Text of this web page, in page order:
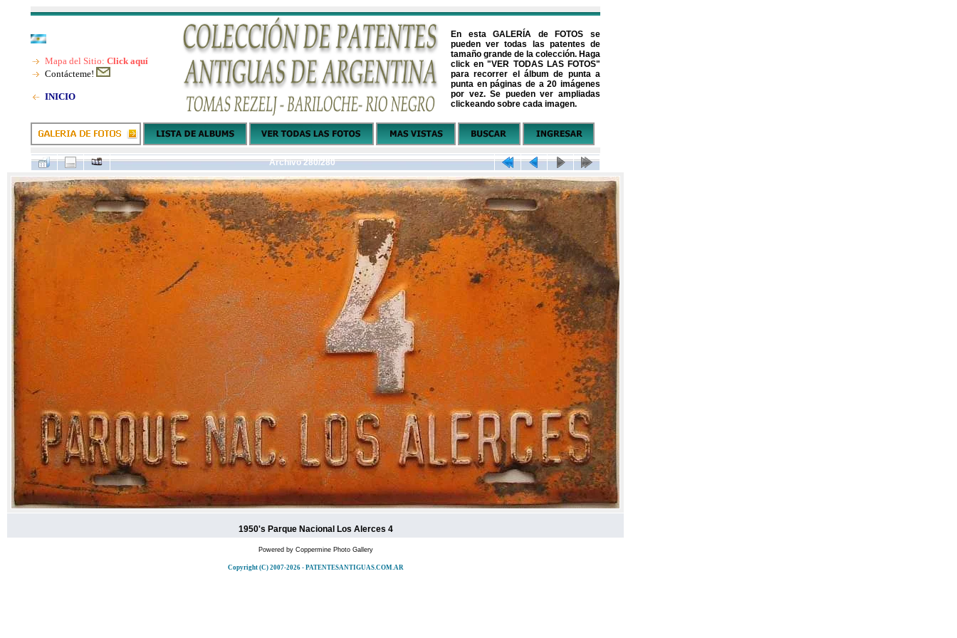
Mapa del Sitio: Click aquí
Contácteme!
INICIO
En esta GALERÍA de FOTOS se
pueden ver todas las patentes de
tamaño grande de la colección. Haga
click en "VER TODAS LAS FOTOS"
para recorrer el álbum de punta a
punta en páginas de a 20 imágenes
por vez. Se pueden ver ampliadas
clickeando sobre cada imagen.
Archivo 280/280
1950's Parque Nacional Los Alerces 4
Powered by Coppermine Photo Gallery
Copyright (C) 2007-2026 - PATENTESANTIGUAS.COM.AR